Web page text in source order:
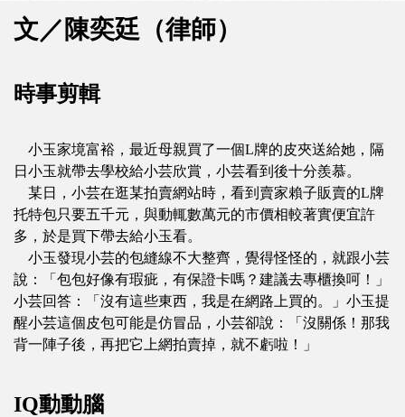
文／陳奕廷（律師）
時事剪輯
小玉家境富裕，最近母親買了一個L牌的皮夾送給她，隔
日小玉就帶去學校給小芸欣賞，小芸看到後十分羨慕。
某日，小芸在逛某拍賣網站時，看到賣家賴子販賣的L牌
托特包只要五千元，與動輒數萬元的市價相較著實便宜許
多，於是買下帶去給小玉看。
小玉發現小芸的包縫線不大整齊，覺得怪怪的，就跟小芸
說：「包包好像有瑕疵，有保證卡嗎？建議去專櫃換呵！」
小芸回答：「沒有這些東西，我是在網路上買的。」小玉提
醒小芸這個皮包可能是仿冒品，小芸卻說：「沒關係！那我
背一陣子後，再把它上網拍賣掉，就不虧啦！」
IQ動動腦